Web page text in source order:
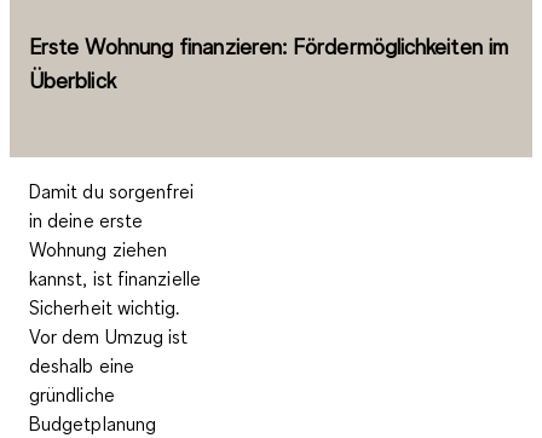
Erste Wohnung finanzieren: Fördermöglichkeiten im
Überblick
Damit du sorgenfrei
in deine erste
Wohnung ziehen
kannst, ist finanzielle
Sicherheit wichtig.
Vor dem Umzug ist
deshalb eine
gründliche
Budgetplanung